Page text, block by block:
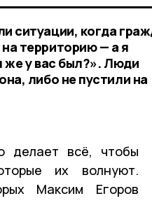
ситуации, когда
территорию — а я
же у вас был?». Люди
либо не пустили на
делает всё, чтобы
их волнуют.
Максим Егоров